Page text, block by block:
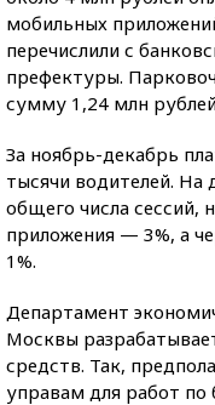
мобильных
перечислили с
префектуры.
сумму 1,24 млн
За ноябрь-декабрь
тысячи водителей. На
общего числа
приложения — 3%, а
1%.
Департамент
Москвы
средств. Так,
управам для работ по